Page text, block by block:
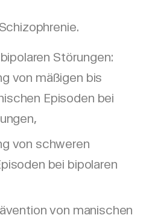
Störungen:
von mäßigen bis
Episoden bei
von schweren
bei bipolaren
von manischen